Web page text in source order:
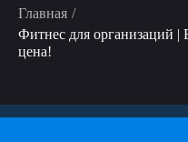
Главная /
Фитнес для организаций |
цена!